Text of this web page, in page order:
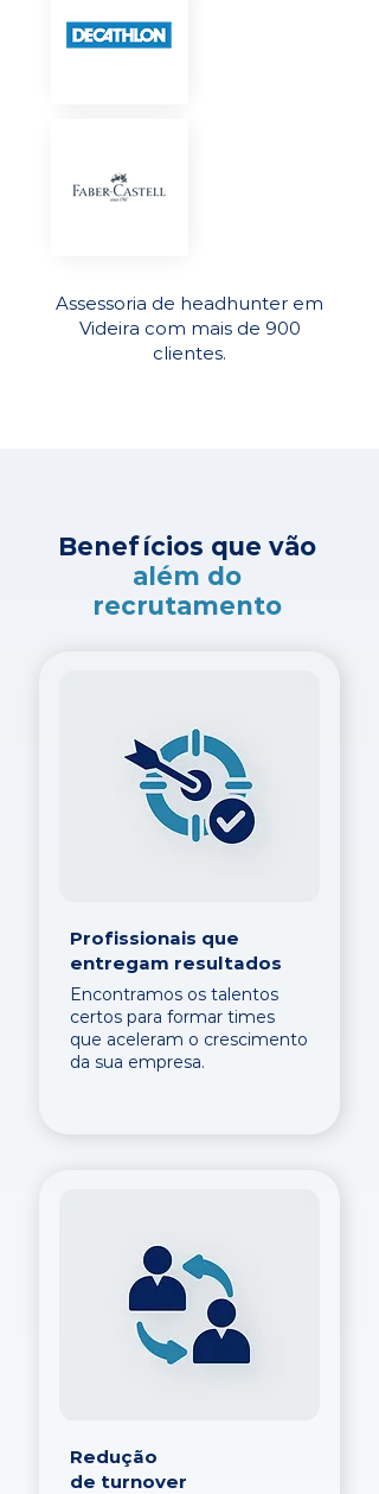
Assessoria de headhunter em
Videira com mais de 900
clientes.
Benefícios que vão
além do
recrutamento
Profissionais que
entregam resultados
Encontramos os talentos
certos para formar times
que aceleram o crescimento
da sua empresa.
Redução
de turnover